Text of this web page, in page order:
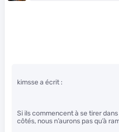
kimsse a écrit :
Si ils commencent à se tirer
côtés, nous n’aurons pas qu’à